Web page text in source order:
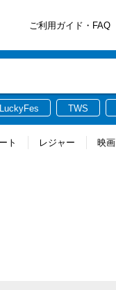
ご利用ガイド・FAQ
LuckyFes TWS
ト レジャー 映画